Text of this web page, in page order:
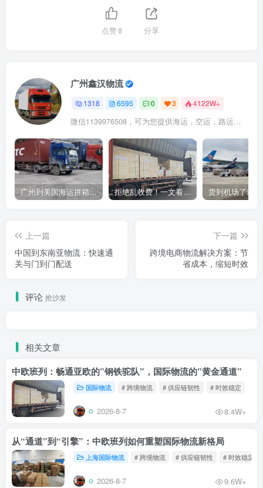
点赞8 分享
广州鑫汉物流
1318 6595 0 3 4122W+
微信1139976508，可为您提供海运，空运，路运，铁路运输
广州到美国海运拼箱多少钱？2024年最新运费构成+隐藏费用避坑指南 拒绝乱收费！一文看懂中国货代计费套路，教你避开所有隐形坑
上一篇
中国到东南亚物流：快速通
关与门到门配送
下一篇
跨境电商物流解决方案：节
省成本，缩短时效
评论 抢沙发
相关文章
中欧班列：畅通亚欧的”钢铁驼队”，国际物流的”黄金通道”
国际物流 # 跨境物流 # 供应链韧性 # 时效稳定
2026-8-7 8.4W+
从“通道”到“引擎”：中欧班列如何重塑国际物流新格局
上海国际物流 # 跨境物流 # 供应链韧性 # 时效稳定
2026-8-7 9.6W+